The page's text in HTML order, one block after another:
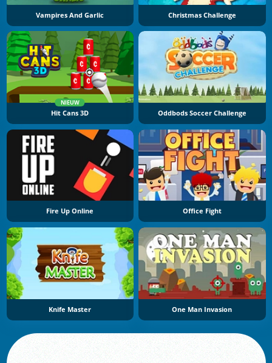
Vampires And Garlic Christmas Challenge
NIEUW
Hit Cans 3D Oddbods Soccer Challenge
Fire Up Online Office Fight
Knife Master One Man Invasion